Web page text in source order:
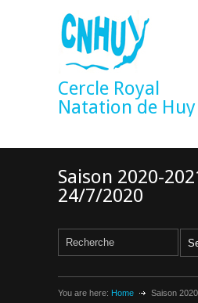
Cercle Royal
Natation de Huy
Saison 2020-
24/7/2020
You are here: Home Saison